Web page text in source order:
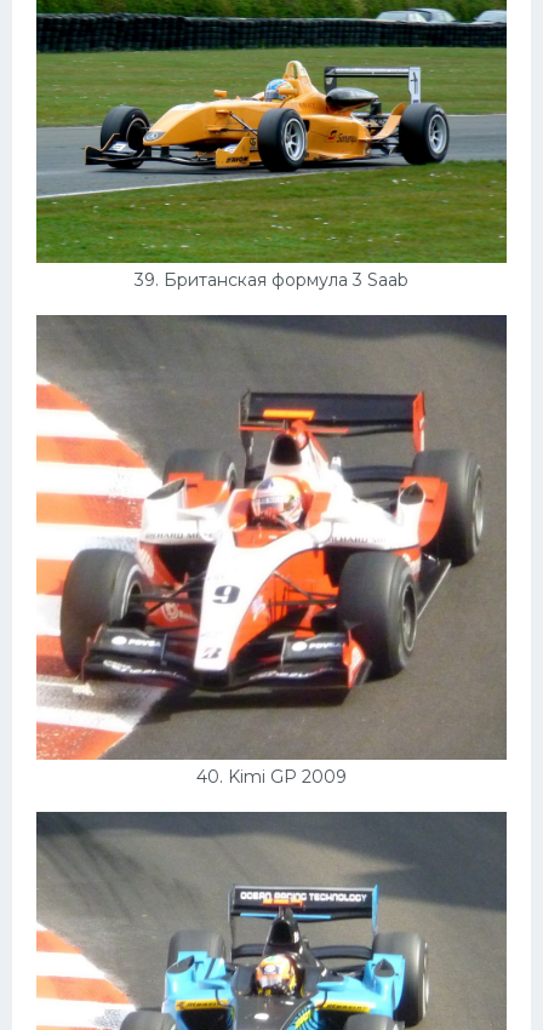
39. Британская формула 3 Saab
40. Kimi GP 2009